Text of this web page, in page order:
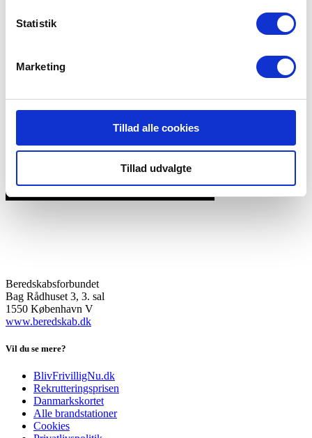
Statistik
Marketing
Tillad alle cookies
Tillad udvalgte
Agersøgårdsvej 1, Agersø
Beredskabsforbundet
Bag Rådhuset 3, 3. sal
1550 København V
www.beredskab.dk
Vil du se mere?
BlivFrivilligNu.dk
Rekrutteringsprisen
Danmarkskortet
Alle brandstationer
Cookies